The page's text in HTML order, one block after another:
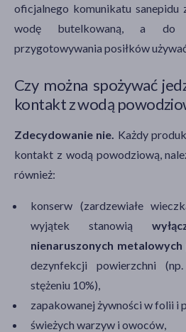
oficjalnego komunikatu sanepidu
wodę butelkowaną, a
przygotowywania posiłków
Czy można spożywać
kontakt z wodą
Zdecydowanie nie. Każdy
kontakt z wodą powodziową,
również:
konserw (zardzewiałe
wyjątek stanowią
nienaruszonych metalowych
dezynfekcji powierzchni
stężeniu 10%),
zapakowanej żywności w folii i
świeżych warzyw i owoców,